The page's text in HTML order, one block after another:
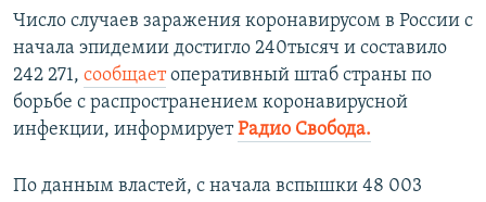
Все сайты RFE/RL
Число случаев заражения коронавирусом в России с
начала эпидемии достигло 240тысяч и составило
242 271, сообщаетоперативный штаб страны по
борьбе с распространением коронавирусной
инфекции, информируетРадио Свобода.
По данным властей, с начала вспышки 48 003